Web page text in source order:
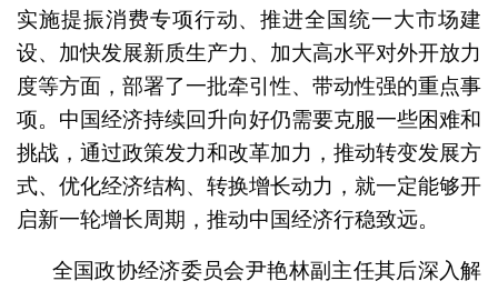
实施提振消费专项行动、推进全国统一大市场建
设、加快发展新质生产力、加大高水平对外开放力
度等方面，部署了一批牵引性、带动性强的重点事
项。中国经济持续回升向好仍需要克服一些困难和
挑战，通过政策发力和改革加力，推动转变发展方
式、优化经济结构、转换增长动力，就一定能够开
启新一轮增长周期，推动中国经济行稳致远。
全国政协经济委员会尹艳林副主任其后深入解